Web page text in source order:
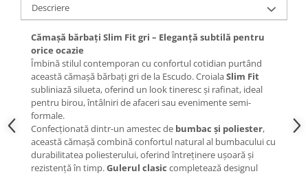
Descriere
Cămașă bărbați Slim Fit gri – Eleganță subtilă pentru
orice ocazie
Îmbină stilul contemporan cu confortul cotidian purtând
această cămașă bărbați gri de la Escudo. CroialaSlim Fit
subliniază silueta, oferind un look tineresc și rafinat, ideal
pentru birou, întâlniri de afaceri sau evenimente semi-
formale.
Confecționată dintr-un amestec de bumbac și poliester,
această cămașă combină confortul natural al bumbacului cu
durabilitatea poliesterului, oferind întreținere ușoară și
rezistență în timp.Gulerul clasic completează designul